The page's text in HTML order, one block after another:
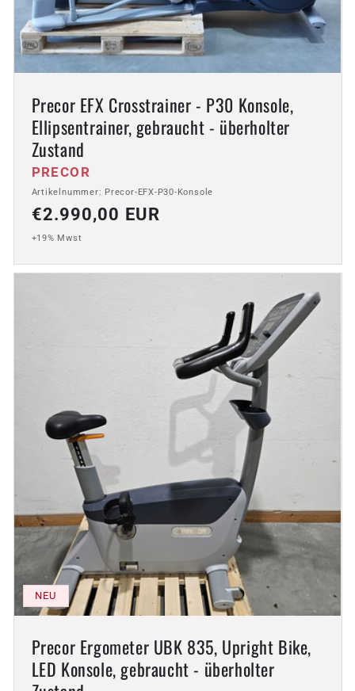
Precor EFX Crosstrainer - P30 Konsole,
Ellipsentrainer, gebraucht - überholter
Zustand
Anbieter:
PRECOR
Artikelnummer: Precor-EFX-P30-Konsole
Normaler
Preis
€2.990,00 EUR
+19% Mwst
NEU
Precor Ergometer UBK 835, Upright Bike,
LED Konsole, gebraucht - überholter